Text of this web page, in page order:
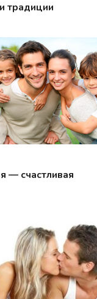
традиции
— счастливая